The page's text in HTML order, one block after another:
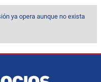
ya opera aunque no exista